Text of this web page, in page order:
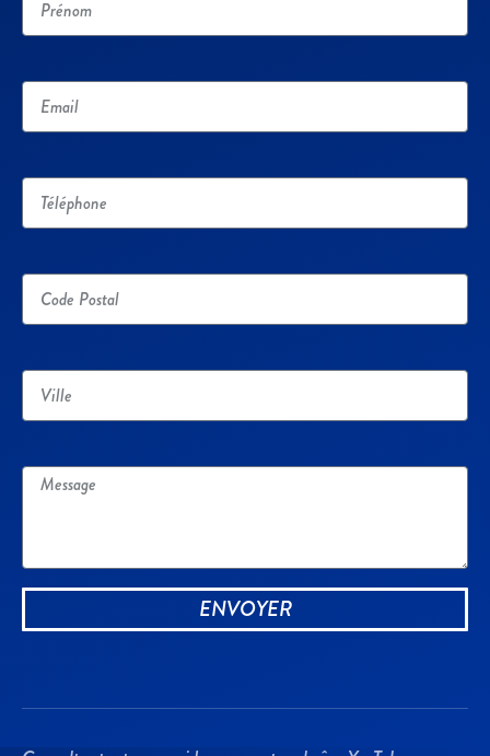
ENVOYER